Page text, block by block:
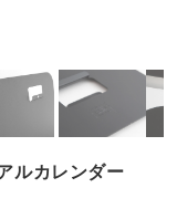
ルカレンダー